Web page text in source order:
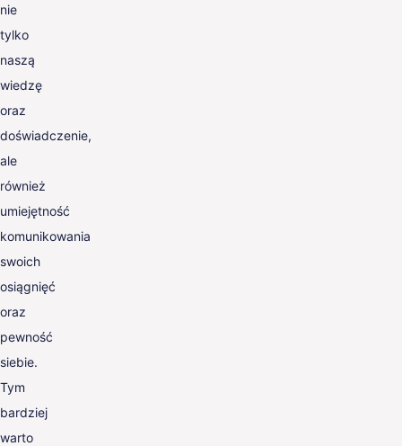
nie
tylko
naszą
wiedzę
oraz
doświadczenie,
ale
również
umiejętność
komunikowania
swoich
osiągnięć
oraz
pewność
siebie.
Tym
bardziej
warto